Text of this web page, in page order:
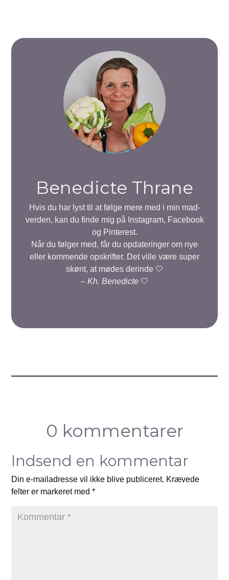
Benedicte Thrane
Hvis du har lyst til at følge mere med i min mad-
verden, kan du finde mig på Instagram, Facebook
og Pinterest.
Når du følger med, får du opdateringer om nye
eller kommende opskrifter. Det ville være super
skønt, at mødes derinde 🤍
– Kh. Benedicte🤍
0 kommentarer
Indsend en kommentar
Din e-mailadresse vil ikke blive publiceret. Krævede
felter er markeret med*